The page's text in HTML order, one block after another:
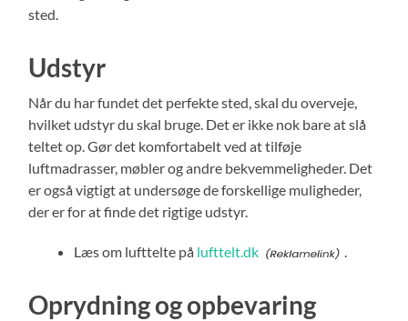
sted.
Udstyr
Når du har fundet det perfekte sted, skal du overveje,
hvilket udstyr du skal bruge. Det er ikke nok bare at slå
teltet op. Gør det komfortabelt ved at tilføje
luftmadrasser, møbler og andre bekvemmeligheder. Det
er også vigtigt at undersøge de forskellige muligheder,
der er for at finde det rigtige udstyr.
Læs om lufttelte på lufttelt.dk .
Oprydning og opbevaring